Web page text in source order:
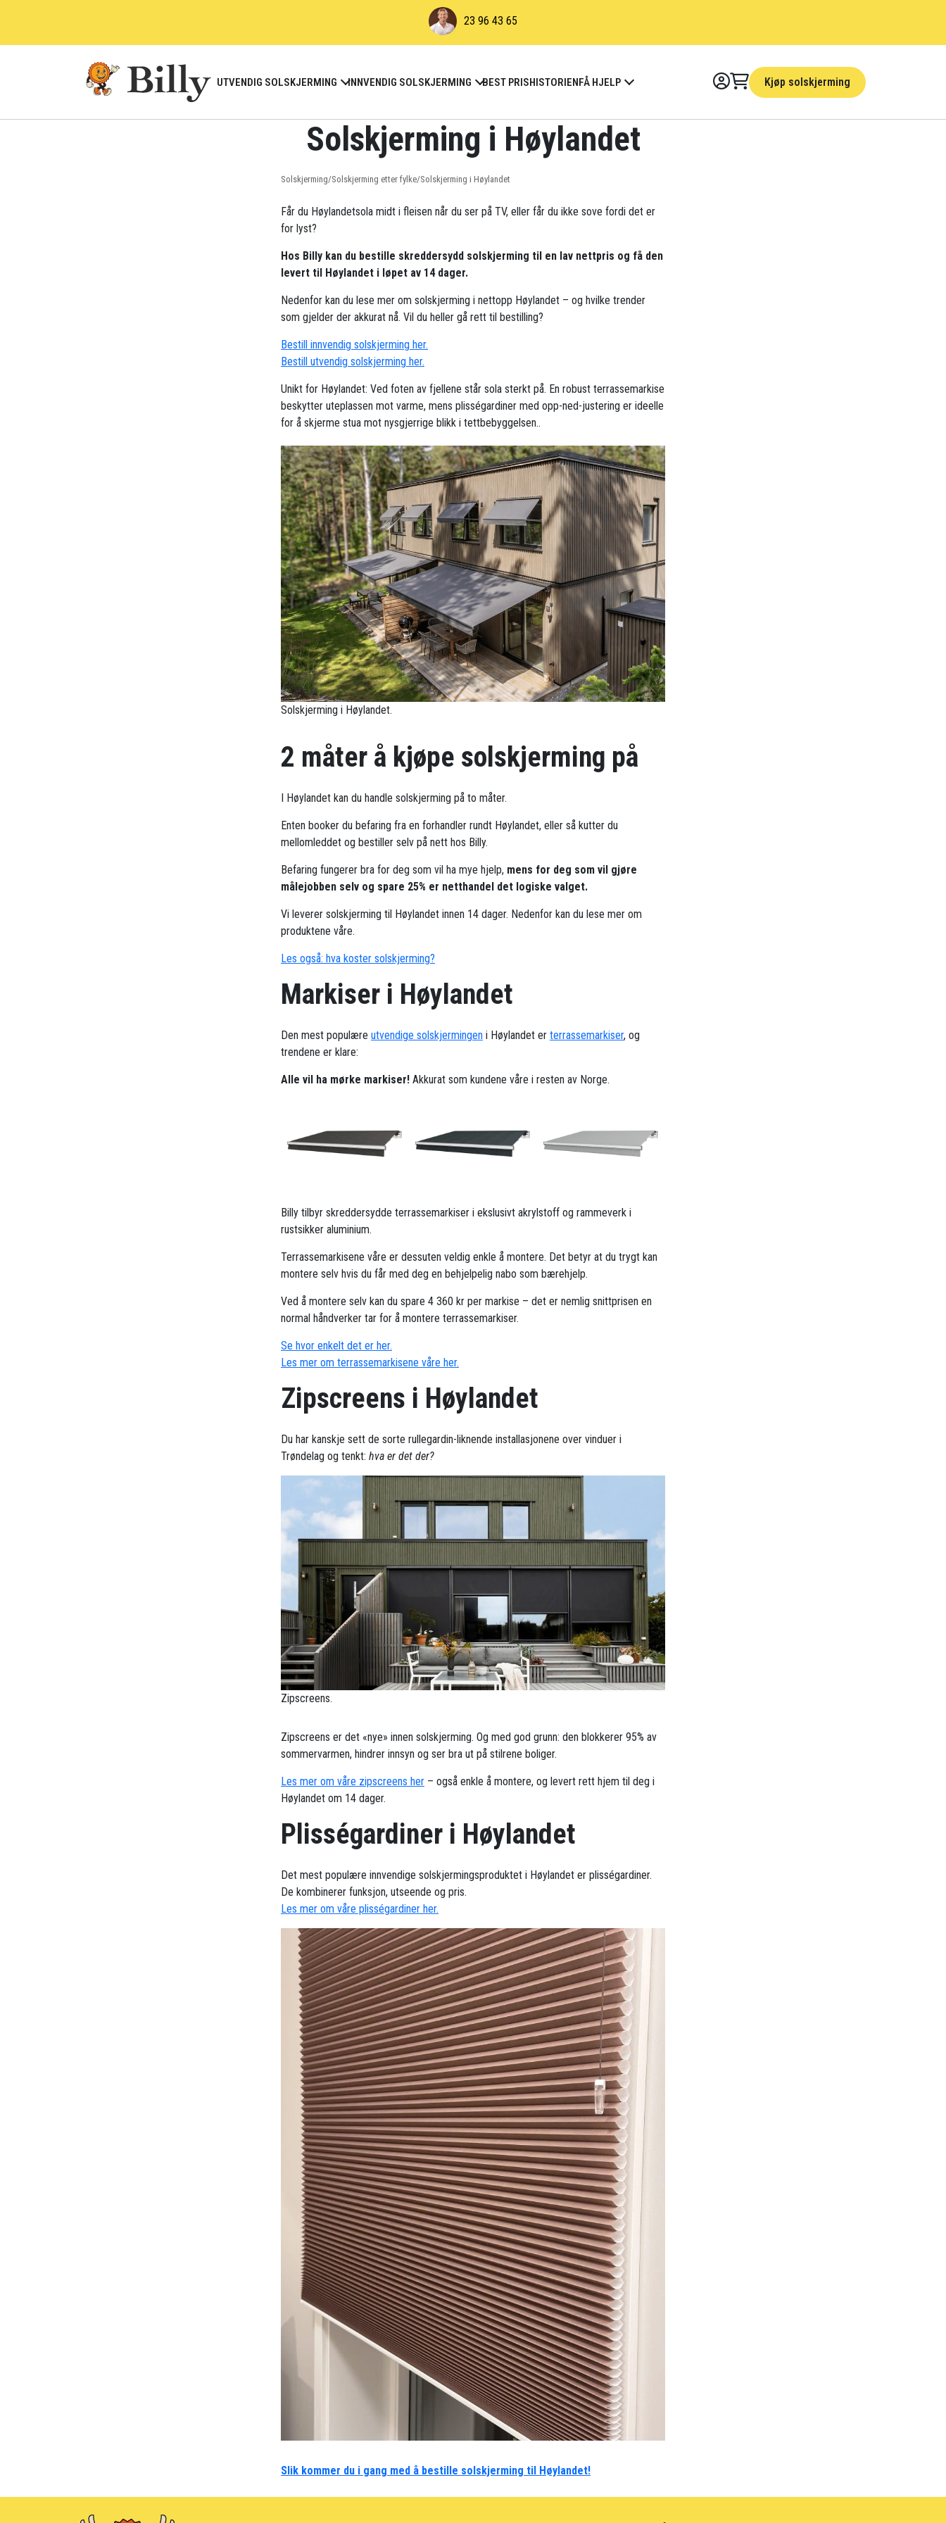
23 96 43 65
UTVENDIG SOLSKJERMING INNVENDIG SOLSKJERMING BEST PRISHISTORIENFÅ HJELP Kjøp solskjerming
Solskjerming i Høylandet
Solskjerming/Solskjerming etter fylke/Solskjerming i Høylandet
Får du Høylandetsola midt i fleisen når du ser på TV, eller får du ikke sove fordi det er
for lyst?
Hos Billy kan du bestille skreddersydd solskjerming til en lav nettpris og få den
levert til Høylandet i løpet av 14 dager.
Nedenfor kan du lese mer om solskjerming i nettopp Høylandet – og hvilke trender
som gjelder der akkurat nå. Vil du heller gå rett til bestilling?
Bestill innvendig solskjerming her.
Bestill utvendig solskjerming her.
Unikt for Høylandet: Ved foten av fjellene står sola sterkt på. En robust terrassemarkise
beskytter uteplassen mot varme, mens plisségardiner med opp-ned-justering er ideelle
for å skjerme stua mot nysgjerrige blikk i tettbebyggelsen..
Solskjerming i Høylandet.
2 måter å kjøpe solskjerming på
I Høylandet kan du handle solskjerming på to måter.
Enten booker du befaring fra en forhandler rundt Høylandet, eller så kutter du
mellomleddet og bestiller selv på nett hos Billy.
Befaring fungerer bra for deg som vil ha mye hjelp, mens for deg som vil gjøre
målejobben selv og spare 25% er netthandel det logiske valget.
Vi leverer solskjerming til Høylandet innen 14 dager. Nedenfor kan du lese mer om
produktene våre.
Les også: hva koster solskjerming?
Markiser i Høylandet
Den mest populære utvendige solskjermingen i Høylandet er terrassemarkiser, og
trendene er klare:
Alle vil ha mørke markiser! Akkurat som kundene våre i resten av Norge.
Billy tilbyr skreddersydde terrassemarkiser i ekslusivt akrylstoff og rammeverk i
rustsikker aluminium.
Terrassemarkisene våre er dessuten veldig enkle å montere. Det betyr at du trygt kan
montere selv hvis du får med deg en behjelpelig nabo som bærehjelp.
Ved å montere selv kan du spare 4 360 kr per markise – det er nemlig snittprisen en
normal håndverker tar for å montere terrassemarkiser.
Se hvor enkelt det er her.
Les mer om terrassemarkisene våre her.
Zipscreens i Høylandet
Du har kanskje sett de sorte rullegardin-liknende installasjonene over vinduer i
Trøndelag og tenkt: hva er det der?
Zipscreens.
Zipscreens er det «nye» innen solskjerming. Og med god grunn: den blokkerer 95% av
sommervarmen, hindrer innsyn og ser bra ut på stilrene boliger.
Les mer om våre zipscreens her – også enkle å montere, og levert rett hjem til deg i
Høylandet om 14 dager.
Plisségardiner i Høylandet
Det mest populære innvendige solskjermingsproduktet i Høylandet er plisségardiner.
De kombinerer funksjon, utseende og pris.
Les mer om våre plisségardiner her.
Slik kommer du i gang med å bestille solskjerming til Høylandet!